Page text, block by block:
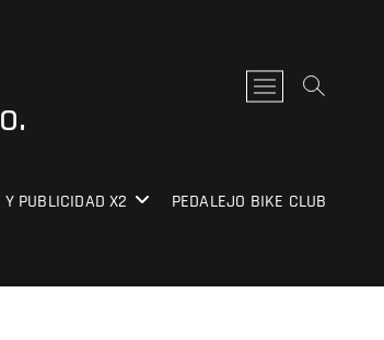
Y PUBLICIDAD X2 PEDALEJO BIKE CLUB
B
o
d